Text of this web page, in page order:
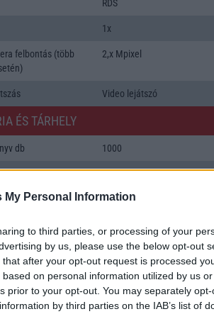
My Personal Information
to third parties, or processing of your
by us, please use the below opt-out
after your opt-out request is processed
on personal information utilized by us
prior to your opt-out. You may separately
by third parties on the IAB’s list of
RDS
1x
felbontás (több
2,x Mpixel
Video lejátszó
ÉS TÁRHELY
db 1000
12 MB
Nincs
Van
Van